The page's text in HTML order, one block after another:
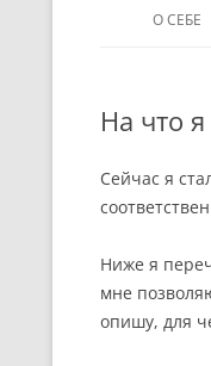
О СЕБЕ
На что
Сейчас я
Ниже я
мне
опишу, для